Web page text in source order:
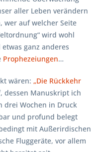
aller Leben verändern
wer auf welcher Seite
wird wohl
ganz anderes
Prophezeiungen…
wären: „Die Rückkehr
dessen Manuskript ich
drei Wochen in Druck
und profund belegt
mit Außerirdischen
Fluggeräte, vor allem